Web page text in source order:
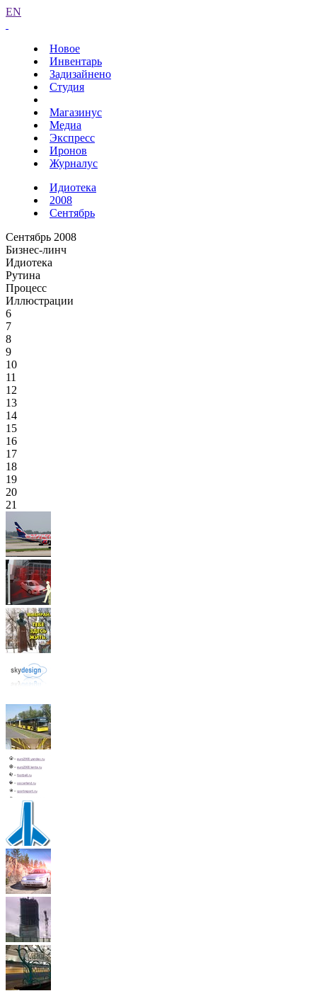
EN
Новое
Инвентарь
Задизайнено
Студия
Магазинус
Медиа
Экспресс
Иронов
Журналус
Идиотека
2008
Сентябрь
Сентябрь 2008
Бизнес-линч
Идиотека
Рутина
Процесс
Иллюстрации
6
7
8
9
10
11
12
13
14
15
16
17
18
19
20
21